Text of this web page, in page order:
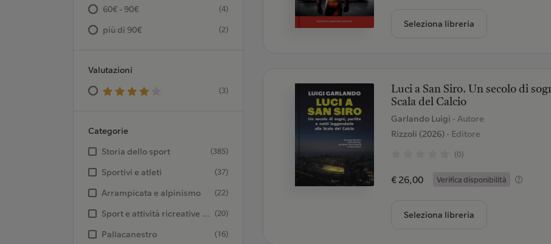
60€ - 90€ (4)
più di 90€ (2)
Valutazioni
(3)
Categorie
Storia dello sport
(385)
Sportivi e atleti (37)
Arrampicata e alpinismo (22)
Sport e attività ricreative all’aperto - Ciclismo (20)
Pallacanestro (16)
Seleziona libreria
Luci a San Siro. Un secolo di
Scala del Calcio
Garlando Luigi - Autore
Rizzoli (2026)- Editore
(0)
€ 26,00 Verifica disponibilità
Seleziona libreria